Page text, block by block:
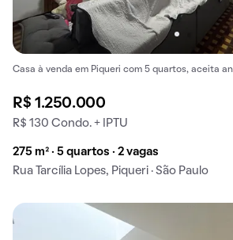
Casa à venda em Piqueri com 5 quartos, aceita
R$ 1.250.000
R$ 130 Condo. + IPTU
275 m² · 5 quartos · 2 vagas
Rua Tarcília Lopes, Piqueri · São Paulo